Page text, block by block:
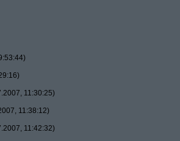
11:30:25)
11:38:12)
11:42:32)